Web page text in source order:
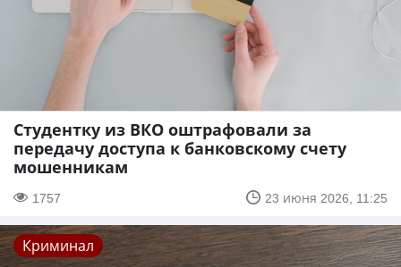
Студентку из ВКО оштрафовали за
передачу доступа к банковскому счету
мошенникам
1757 23 июня 2026, 11:25
Криминал